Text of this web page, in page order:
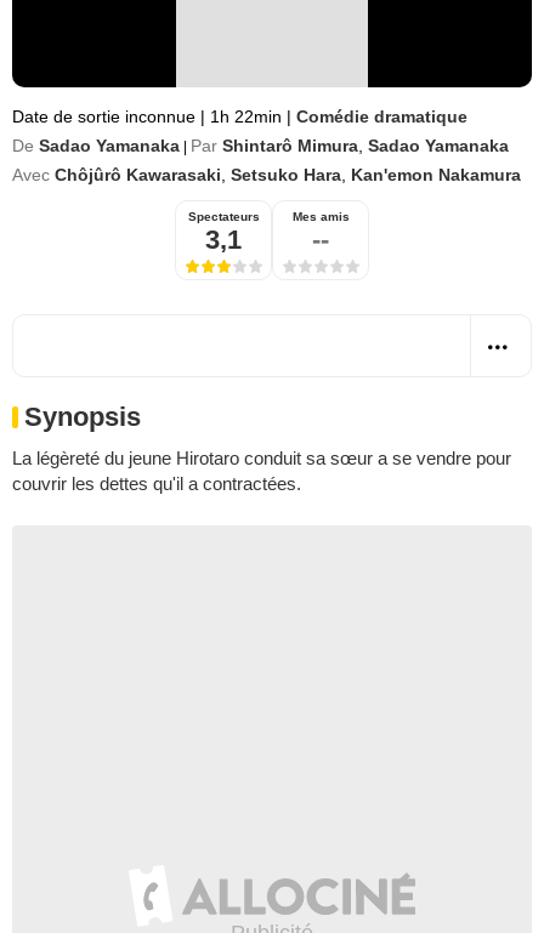
Date de sortie inconnue | 1h 22min | Comédie dramatique
De Sadao Yamanaka Par Shintarô Mimura Sadao Yamanaka
Avec Chôjûrô Kawarasaki Setsuko Hara Kan'emon Nakamura
Spectateurs
3,1
Mes amis
--
Synopsis
La légèreté du jeune Hirotaro conduit sa sœur a se vendre pour
couvrir les dettes qu'il a contractées.